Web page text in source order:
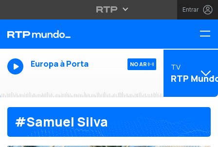
Entrar
Europa à Porta NO AR TV
RTP
#Samuel Silva